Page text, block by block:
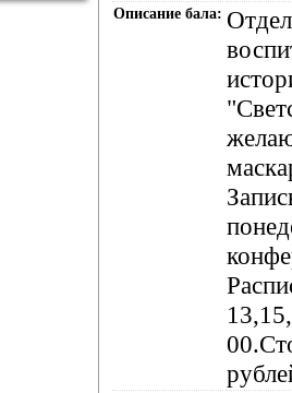
Описание бала: